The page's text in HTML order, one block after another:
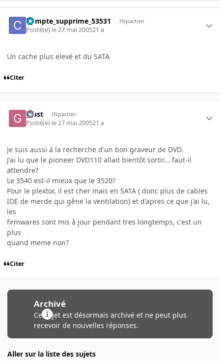
Compte_supprime_53531 INpactien
Posté(e) le 27 mai 200521 a
Un cache plus elevé et du SATA
Citer
giust INpactien
Posté(e) le 27 mai 200521 a
Je suis aussi à la recherche d'un bon graveur de DVD.
J'ai lu que le pioneer DVD110 allait bientôt sortir... faut-il
attendre?
Le 3540 est-il mieux que le 3520?
Pour le plextor, il est cher mais en SATA ( donc plus de cables
IDE de merde qui gêne la ventilation) et d'apres ce que j'ai lu,
les
firmwares sont mis à jour pendant tres longtemps, c'est un
plus
quand meme non?
Citer
Archivé
Ce sujet est désormais archivé et ne peut plus
recevoir de nouvelles réponses.
Aller sur la liste des sujets